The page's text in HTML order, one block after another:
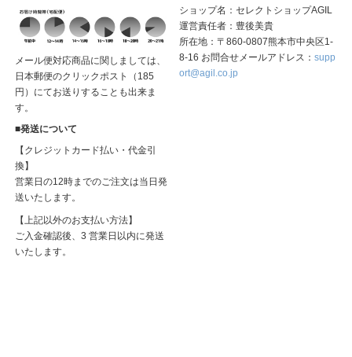
メール便対応商品に関しましては、
日本郵便のクリックポスト（185
円）にてお送りすることも出来ま
す。
■発送について
【クレジットカード払い・代金引
換】
営業日の12時までのご注文は当日発
送いたします。
【上記以外のお支払い方法】
ご入金確認後、3 営業日以内に発送
いたします。
ショップ名：セレクトショップAGIL
運営責任者：豊後美貴
所在地：〒860-0807熊本市中央区1-
8-16 お問合せメールアドレス：supp
ort@agil.co.jp